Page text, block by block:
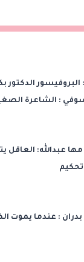
البروفيسور الدكتور
: الشاعرة
عبدالله: العاقل
تحكيم
: عندما يموت